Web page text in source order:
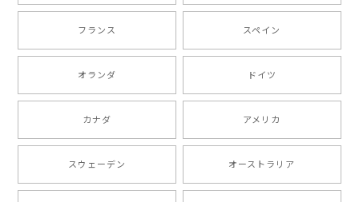
フランス スペイン
オランダ ドイツ
カナダ アメリカ
スウェーデン オーストラリア